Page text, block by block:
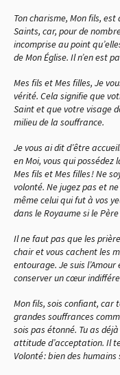
Ton charisme, Mon fils,
Saints, car, pour de
incomprise au point
de Mon Église. Il n’en est
Mes fils et Mes filles, Je
vérité. Cela signifie que
Saint et que votre visage
milieu de la souffrance.
Je vous ai dit d’être
en Moi, vous qui possédez
Mes fils et Mes filles ! Ne
volonté. Ne jugez pas et
même celui qui fut à vos
dans le Royaume si le
Il ne faut pas que les
chair et vous cachent les
entourage. Je suis
conserver un cœur
Mon fils, sois confiant, car
grandes souffrances
sois pas étonné. Tu as
attitude d’acceptation. Il
Volonté : bien des